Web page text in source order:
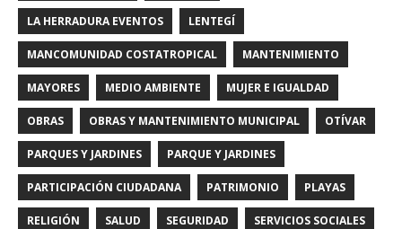
LA HERRADURA EVENTOS LENTEGÍ
MANCOMUNIDAD COSTATROPICAL MANTENIMIENTO
MAYORES MEDIO AMBIENTE MUJER E IGUALDAD
OBRAS OBRAS Y MANTENIMIENTO MUNICIPAL OTÍVAR
PARQUES Y JARDINES PARQUE Y JARDINES
PARTICIPACIÓN CIUDADANA PATRIMONIO PLAYAS
RELIGIÓN SALUD SEGURIDAD SERVICIOS SOCIALES